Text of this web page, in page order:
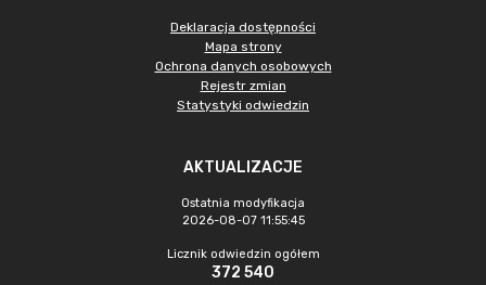
Deklaracja dostępności
Mapa strony
Ochrona danych osobowych
Rejestr zmian
Statystyki odwiedzin
AKTUALIZACJE
Ostatnia modyfikacja
2026-08-07 11:55:45
Licznik odwiedzin ogółem
372 540